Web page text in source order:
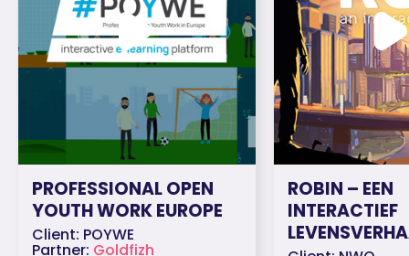
PROFESSIONAL OPEN
YOUTH WORK EUROPE
Client: POYWE
Partner: Goldfizh
ROBIN – EEN
INTERACTIEF